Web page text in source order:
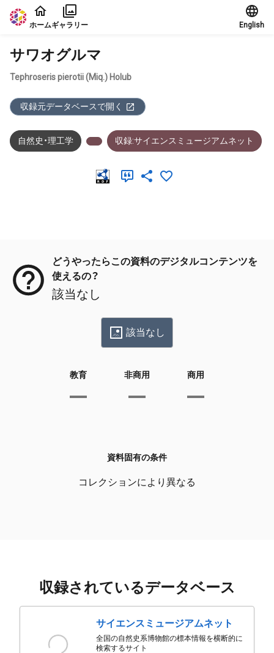
本文に飛ぶ
ホームギャラリー English
サワオグルマ
Tephroseris pierotii (Miq.) Holub
収録元データベースで開く
自然史・理工学 収録:サイエンスミュージアムネット
どうやったらこの資料のデジタルコンテンツを
使えるの？
該当なし
該当なし
教育 非商用 商用
資料固有の条件
コレクションにより異なる
収録されているデータベース
サイエンスミュージアムネット
全国の自然史系博物館の標本情報を横断的に
検索するサイト